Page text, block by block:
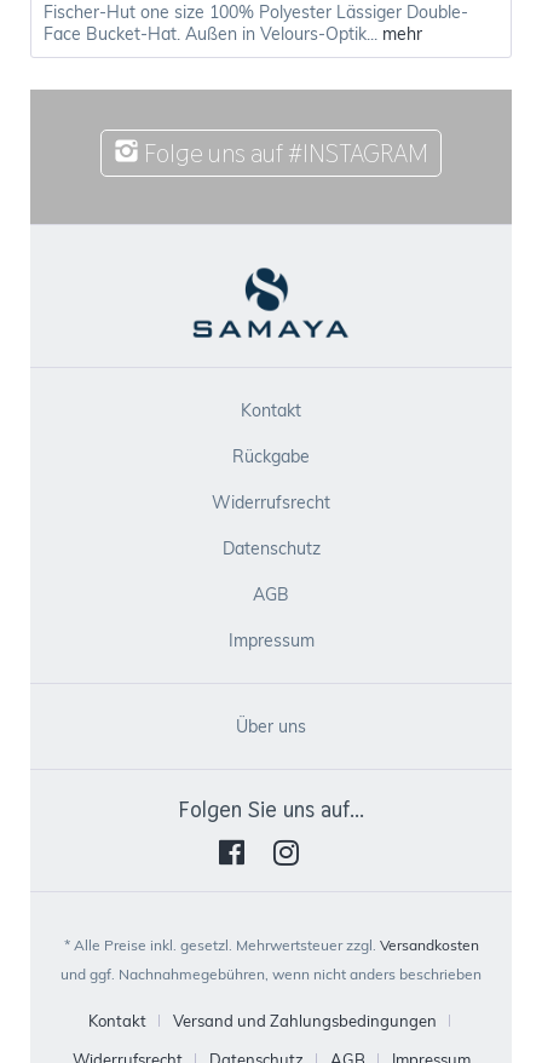
Fischer-Hut one size 100% Polyester Lässiger Double-
Face Bucket-Hat. Außen in Velours-Optik... mehr
Folge uns auf #INSTAGRAM
Kontakt
Rückgabe
Widerrufsrecht
Datenschutz
AGB
Impressum
Über uns
Folgen Sie uns auf...
* Alle Preise inkl. gesetzl. Mehrwertsteuer zzgl. Versandkosten
und ggf. Nachnahmegebühren, wenn nicht anders beschrieben
Kontakt
Versand und Zahlungsbedingungen